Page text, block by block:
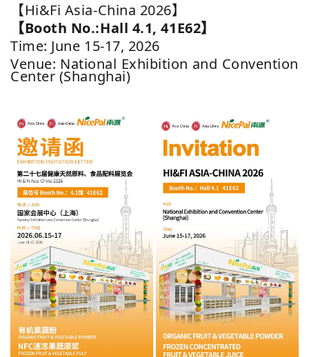
【Hi&Fi Asia-China 2026】
【Booth No.:Hall 4.1, 41E62】
Time: June 15-17, 2026
Venue: National Exhibition and Convention
Center (Shanghai)